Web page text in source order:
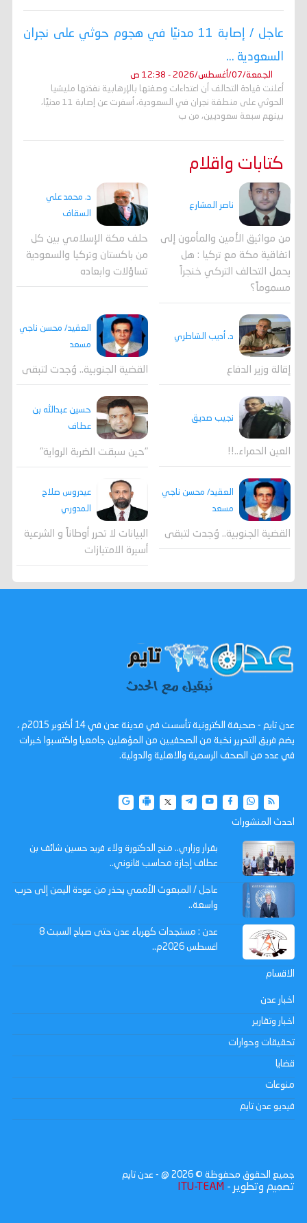
عاجل / إصابة 11 مدنيًا في هجوم حوثي على نجران
السعودية ...
الجمعة/07/أغسطس/2026 - 12:38 ص
أعلنت قيادة التحالف أن اعتداءات وصفتها بالإرهابية نفذتها مليشيا
الحوثي على منطقة نجران في السعودية، أسفرت عن إصابة 11 مدنيًا،
بينهم سبعة سعوديين، من ب
كتابات واقلام
ناصر المشارع
من مواثيق الأمين والمأمون إلى
اتفاقية مكة مع تركيا : هل
يحمل التحالف التركي خنجراً
مسموماً؟
د. محمد علي
السقاف
حلف مكة الإسلامي بين كل
من باكستان وتركيا والسعودية
تساؤلات وابعاده
د. أديب الشاطري
إقالة وزير الدفاع
العقيد/ محسن ناجي
مسعد
القضية الجنوبية.. وُجدت لتبقى
نجيب صديق
العين الحمراء..!!
حسين عبدالله بن
عطاف
"حين سبقت الضربة الرواية"
العقيد/ محسن ناجي
مسعد
القضية الجنوبية.. وُجدت لتبقى
عيدروس صلاح
المدوري
البيانات لا تحرر أوطاناً و الشرعية
أسيرة الامتيازات
عدن تايم - صحيفة الكترونية تأسست في مدينة عدن في 14 أكتوبر 2015م ،
يضم فريق التحرير نخبة من الصحفيين من المؤهلين جامعيا واكتسبوا خبرات
في عدد من الصحف الرسمية والاهلية والدولية.
احدث المنشورات
بقرار وزاري.. منح الدكتورة ولاء فريد حسين شائف بن
عطاف إجازة محاسب قانوني..
عاجل / المبعوث الأممي يحذر من عودة اليمن إلى حرب
واسعة..
عدن : مستجدات كهرباء عدن حتى صباح السبت 8
اغسطس 2026م..
الاقسام
اخبار عدن
اخبار وتقارير
تحقيقات وحوارات
قضايا
منوعات
فيديو عدن تايم
جميع الحقوق محفوظة © 2026 @ - عدن تايم
تصميم وتطوير - ITU-TEAM